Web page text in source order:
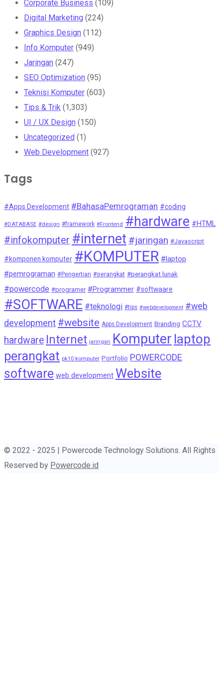
Corporate Business (109)
Digital Marketing (224)
Graphics Design (112)
Info Komputer (949)
Jaringan (247)
SEO Optimization (95)
Teknisi Komputer (603)
Tips & Trik (1,303)
UI / UX Design (150)
Uncategorized (1)
Web Development (927)
Tags
#Apps Development #BahasaPemrograman #coding
#DATABASE #design #framework #Frontend #hardware #HTML
#infokomputer #internet #jaringan #Javascript
#komponen komputer #KOMPUTER #laptop
#pemrograman #Pengertian #perangkat #perangkat lunak
#powercode #programer #Programmer #softwaare
#SOFTWARE #teknologi #tips #webdevelopment #web
development #website Apps Development Branding CCTV
hardware Internet jaringan Komputer laptop
perangkat pk10 komputer Portfolio POWERCODE
software web development Website
© 2022 - 2025 | Powercode Technology Solutions. All Rights
Reserved by Powercode.id